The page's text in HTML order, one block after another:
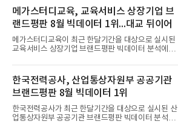
메가스터디교육, 교육서비스 상장기업 브
랜드평판 8월 빅데이터 1위...대교 뒤이어
메가스터디교육이 최근 한달기간을 대상으로 실시된
교육서비스 상장기업 브랜드평판 빅데이터 분석에서
일 한국기업평판연구소(소장 구창환)는 국내 교육서
비스 상장기업 브랜드를 대상으로 지난 7월 7일부터
8월 7일까지 수집된 소비자 빅데이터 10,074,233건
을 분석한 결과, 메가스터디교육이 브랜드평판지수
1,710,926을 기록하며 8월 1위에 올랐다고 밝혔다.
분석에 활용된 빅데이터는 지난 7월(9,491,206건) 대
비 6.14% 증가한 수치로, 교육서비스 상장기업 브랜
한국전력공사, 산업통상자원부 공공기관
브랜드평판 8월 빅데이터 1위
한국전력공사가 최근 한달기간을 대상으로 실시된 산
업통상자원부 공공기관 브랜드평판 빅데이터 분석에